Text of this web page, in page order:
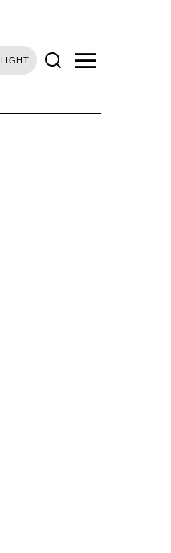
LIGHT